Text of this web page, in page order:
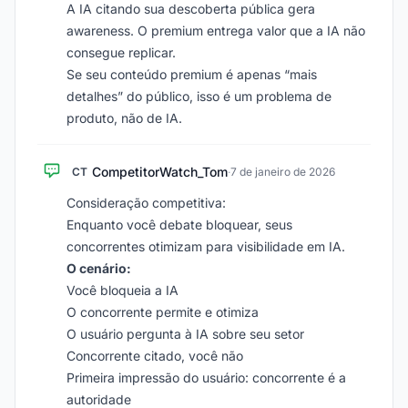
A IA citando sua descoberta pública gera
awareness. O premium entrega valor que a IA não
consegue replicar.
Se seu conteúdo premium é apenas “mais
detalhes” do público, isso é um problema de
produto, não de IA.
CT CompetitorWatch_Tom·7 de janeiro de 2026
Consideração competitiva:
Enquanto você debate bloquear, seus
concorrentes otimizam para visibilidade em IA.
O cenário:
Você bloqueia a IA
O concorrente permite e otimiza
O usuário pergunta à IA sobre seu setor
Concorrente citado, você não
Primeira impressão do usuário: concorrente é a
autoridade